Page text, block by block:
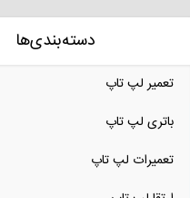
دسته‌بندی‌ها
تعمیر لپ تاپ
باتری لپ تاپ
تعمیرات لپ تاپ